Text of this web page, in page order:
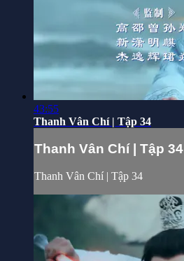
43:55
Thanh Vân Chí | Tập 34
Thanh Vân Chí | Tập 34
Thanh Vân Chí | Tập 34